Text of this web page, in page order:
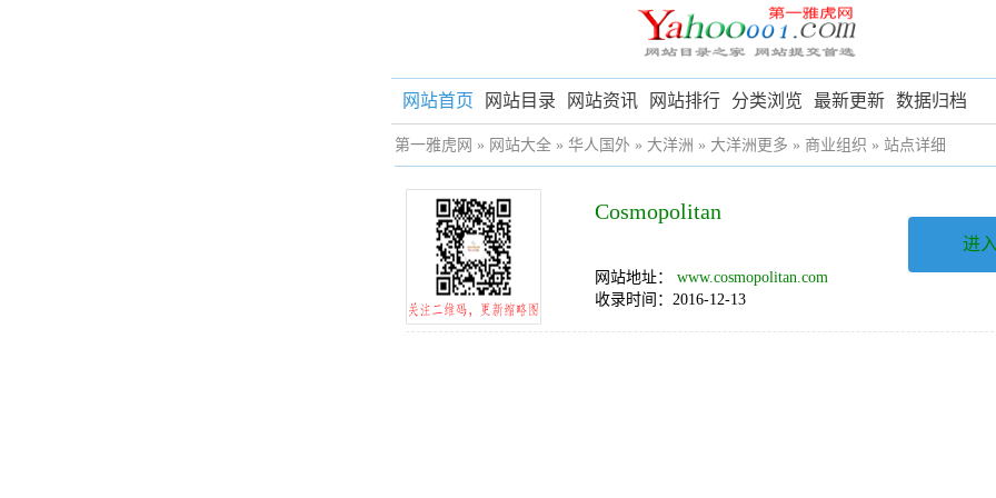
网站首页 网站目录 网站资讯 网站排行 分类浏览 最新更新 数据归档
第一雅虎网 » 网站大全 » 华人国外 » 大洋洲 » 大洋洲更多 » 商业组织 » 站点详细
Cosmopolitan
网站地址： www.cosmopolitan.com
收录时间：2016-12-13
进